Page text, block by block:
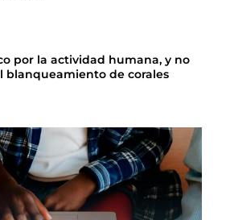
por la actividad humana, y no
blanqueamiento de corales